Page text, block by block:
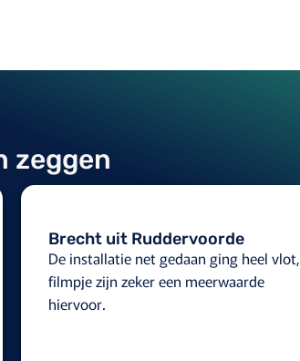
zeggen
Brecht uit Ruddervoorde
De installatie net gedaan ging heel vlot,
filmpje zijn zeker een meerwaarde
hiervoor.